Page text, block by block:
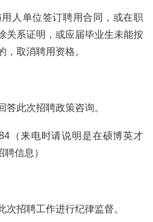
人单位签订聘用合同，或在职
关系证明，或应届毕业生未能按
，取消聘用资格。
答此次招聘政策咨询。
（来电时请说明是在硕博英才
信息）
招聘工作进行纪律监督。